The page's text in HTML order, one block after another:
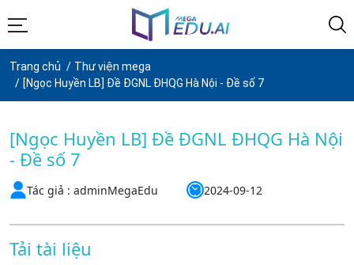
Trang chủ
Thư viện mega
[Ngọc Huyền LB] Đề ĐGNL ĐHQG Hà Nội - Đề số 7
[Ngọc Huyền LB] Đề ĐGNL ĐHQG Hà Nội
- Đề số 7
Tác giả : adminMegaEdu 2024-09-12
Tải tài liệu